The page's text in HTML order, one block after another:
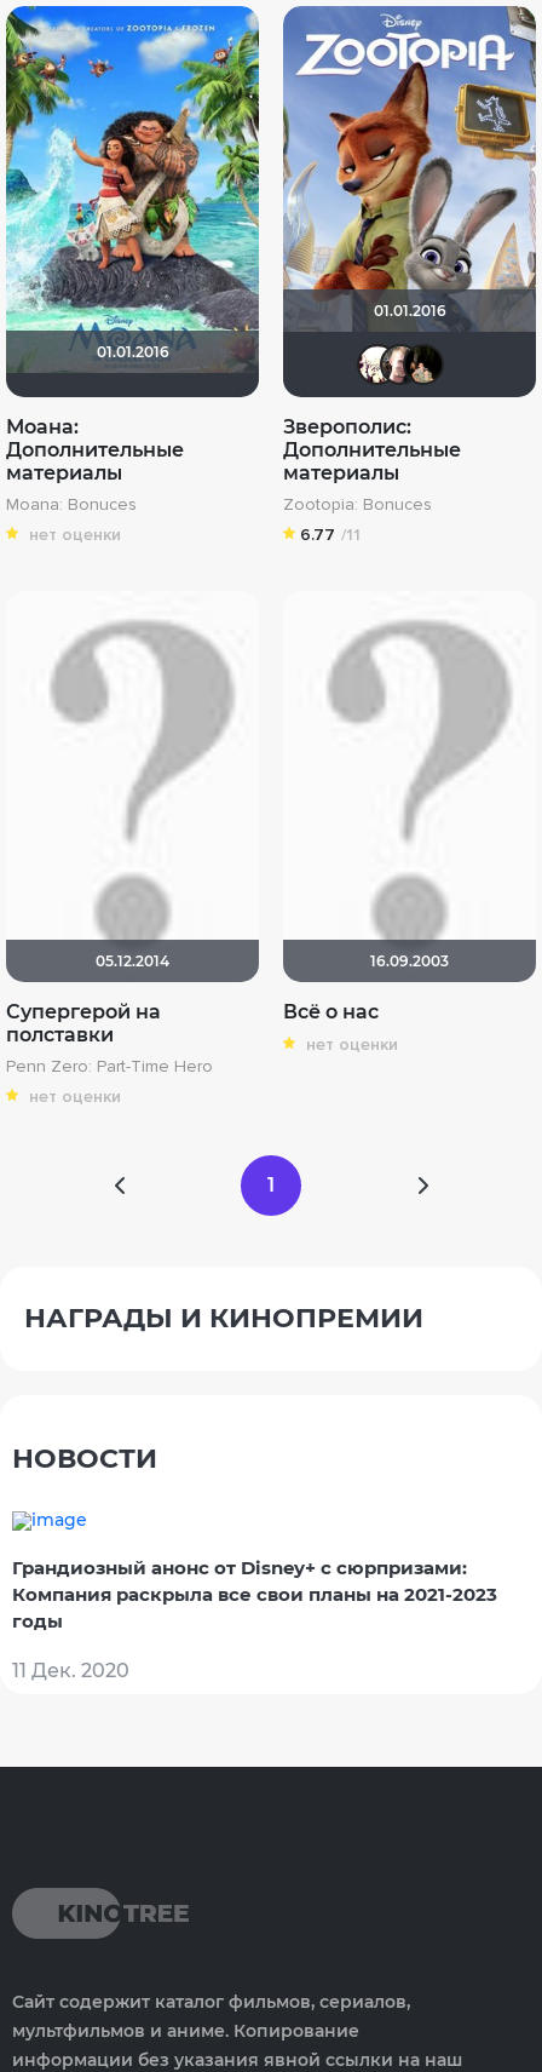
01.01.2016
Моана:
Дополнительные
материалы
Moana: Bonuces
нет оценки
01.01.2016
Зверополис:
Дополнительные
материалы
Zootopia: Bonuces
6.77 /11
05.12.2014
Супергерой на
полставки
Penn Zero: Part-Time Hero
нет оценки
16.09.2003
Всё о нас
нет оценки
1
НАГРАДЫ И КИНОПРЕМИИ
НОВОСТИ
Грандиозный анонс от Disney+ с сюрпризами:
Компания раскрыла все свои планы на 2021-2023
годы
11 Дек. 2020
Сайт содержит каталог фильмов, сериалов,
мультфильмов и аниме. Копирование
информации без указания явной ссылки на наш